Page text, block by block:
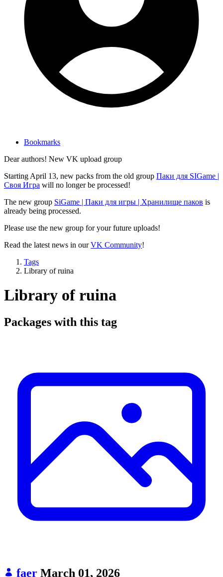
Bookmarks
Dear authors! New VK upload group
Starting April 13, new packs from the old group Паки для SIGame |
Своя Игра will no longer be processed!
The new group SiGame | Паки для игры | Хранилище паков is
already being processed.
Please use the new group for your future uploads!
Read the latest news in ourVK Community!
Tags
Library of ruina
Library of ruina
Packages with this tag
faerMarch 01, 2026